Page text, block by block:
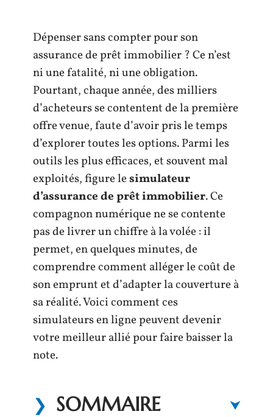
Dépenser sans compter pour son
assurance de prêt immobilier ? Ce n’est
ni une fatalité, ni une obligation.
Pourtant, chaque année, des milliers
d’acheteurs se contentent de la première
offre venue, faute d’avoir pris le temps
d’explorer toutes les options. Parmi les
outils les plus efficaces, et souvent mal
exploités, figure lesimulateur
d’assurance de prêt immobilier. Ce
compagnon numérique ne se contente
pas de livrer un chiffre à la volée : il
permet, en quelques minutes, de
comprendre comment alléger le coût de
son emprunt et d’adapter la couverture à
sa réalité. Voici comment ces
simulateurs en ligne peuvent devenir
votre meilleur allié pour faire baisser la
note.
SOMMAIRE